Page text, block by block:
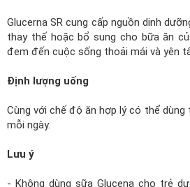
Glucerna SR cung cấp nguồn dinh
thay thế hoặc bổ sung cho bữa ăn
đem đến cuộc sống thoải mái và yên
Định lượng uống
Cùng với chế độ ăn hợp lý có thể dùng
mỗi ngày.
Lưu ý
- Không dùng sữa Glucena cho trẻ